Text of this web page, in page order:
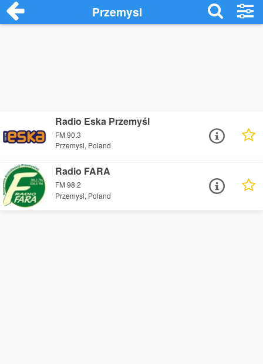
Przemysl
Radio Eska Przemyśl
FM 90.3
Przemysl, Poland
Radio FARA
FM 98.2
Przemysl, Poland